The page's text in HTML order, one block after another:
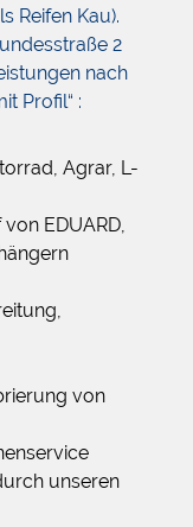
Reifen Kau).
2
nach
Profil“ :
Agrar, L-
EDUARD,
von
unseren